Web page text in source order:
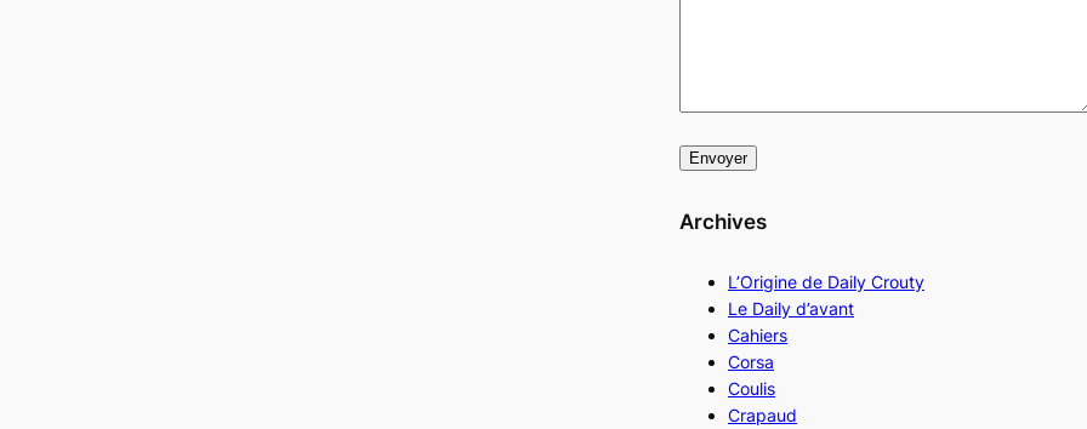
Archives
L’Origine de Daily Crouty
Le Daily d’avant
Cahiers
Corsa
Coulis
Crapaud